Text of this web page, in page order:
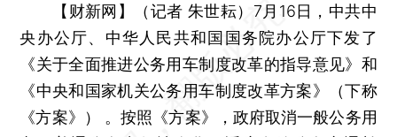
【财新网】（记者 朱世耘） 7月16日，中共中
央办公厅、中华人民共和国国务院办公厅下发了
《关于全面推进公务用车制度改革的指导意见》和
《中央和国家机关公务用车制度改革方案》（下称
《方案》） 。按照《方案》，政府取消一般公务用